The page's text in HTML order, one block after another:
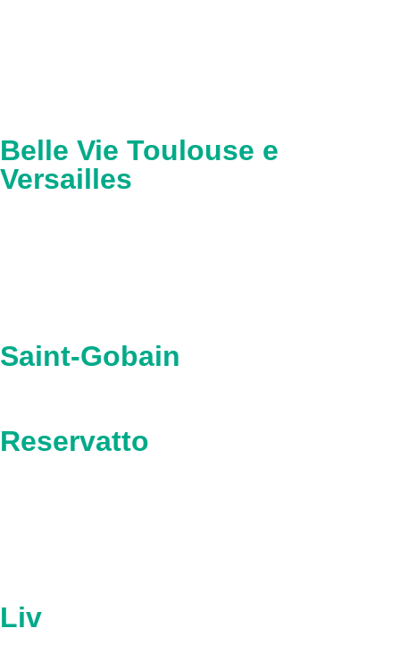
Belle Vie Toulouse e
Versailles
Saint-Gobain
Reservatto
Liv